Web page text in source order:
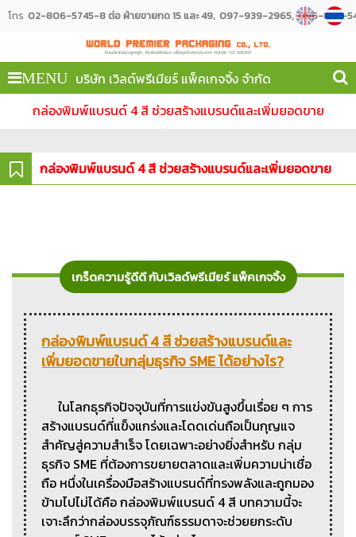
โทร 02-806-5745-8 ต่อ ฝ่ายขายกด 15 และ 49 097-939-2965 096-887-
MENU บริษัท เวิลด์พรีเมียร์ แพ็คเกจจิ้ง จำกัด
กล่องพิมพ์แบรนด์ 4 สี ช่วยสร้างแบรนด์และเพิ่มยอดขาย
กล่องพิมพ์แบรนด์ 4 สี ช่วยสร้างแบรนด์และเพิ่มยอดขาย
เกร็ดความรู้ดีดี กับเวิลด์พรีเมียร์ แพ็คเกจจิ้ง
กล่องพิมพ์แบรนด์ 4 สี ช่วยสร้างแบรนด์และ
เพิ่มยอดขายในกลุ่มธุรกิจ SME ได้อย่างไร?
ในโลกธุรกิจปัจจุบันที่การแข่งขันสูงขึ้นเรื่อย ๆ การ
สร้างแบรนด์ที่แข็งแกร่งและโดดเด่นถือเป็นกุญแจ
สำคัญสู่ความสำเร็จ โดยเฉพาะอย่างยิ่งสำหรับ กลุ่ม
ธุรกิจ SME ที่ต้องการขยายตลาดและเพิ่มความน่าเชื่อ
ถือ หนึ่งในเครื่องมือสร้างแบรนด์ที่ทรงพลังและถูกมอง
ข้ามไปไม่ได้คือ กล่องพิมพ์แบรนด์ 4 สี บทความนี้จะ
เจาะลึกว่ากล่องบรรจุภัณฑ์ธรรมดาจะช่วยยกระดับ